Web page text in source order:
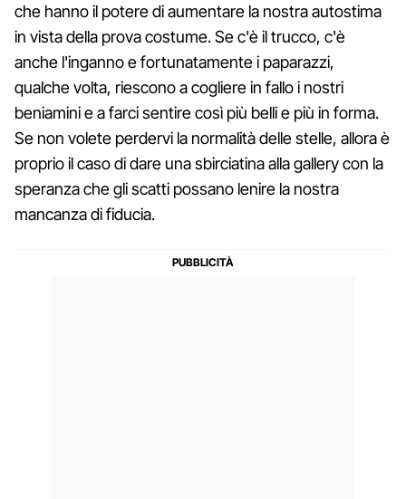
che hanno il potere di aumentare la nostra autostima
in vista della prova costume. Se c'è il trucco, c'è
anche l'inganno e fortunatamente i paparazzi,
qualche volta, riescono a cogliere in fallo i nostri
beniamini e a farci sentire così più belli e più in forma.
Se non volete perdervi la normalità delle stelle, allora è
proprio il caso di dare una sbirciatina alla gallery con la
speranza che gli scatti possano lenire la nostra
mancanza di fiducia.